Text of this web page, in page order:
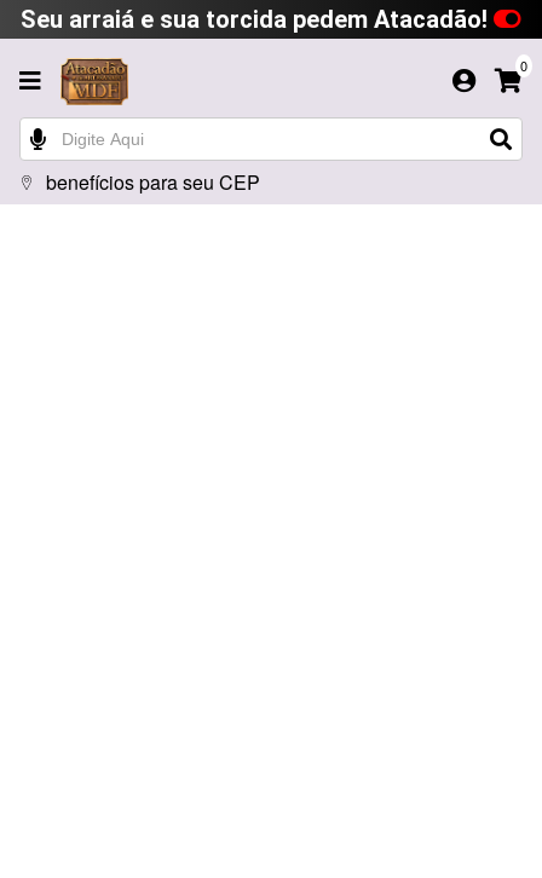
Seu arraiá e sua torcida pedem Atacadão!
0
benefícios para seu CEP